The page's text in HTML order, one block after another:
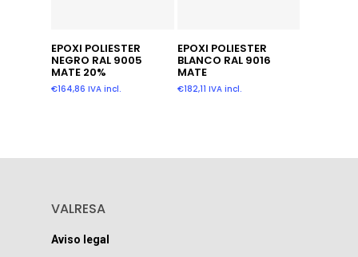
Añadir Al Carrito
EPOXI POLIESTER
NEGRO RAL 9005
MATE 20%
€164,86 IVA incl.
Añadir Al Carrito
EPOXI POLIESTER
BLANCO RAL 9016
MATE
€182,11 IVA incl.
VALRESA
Aviso legal